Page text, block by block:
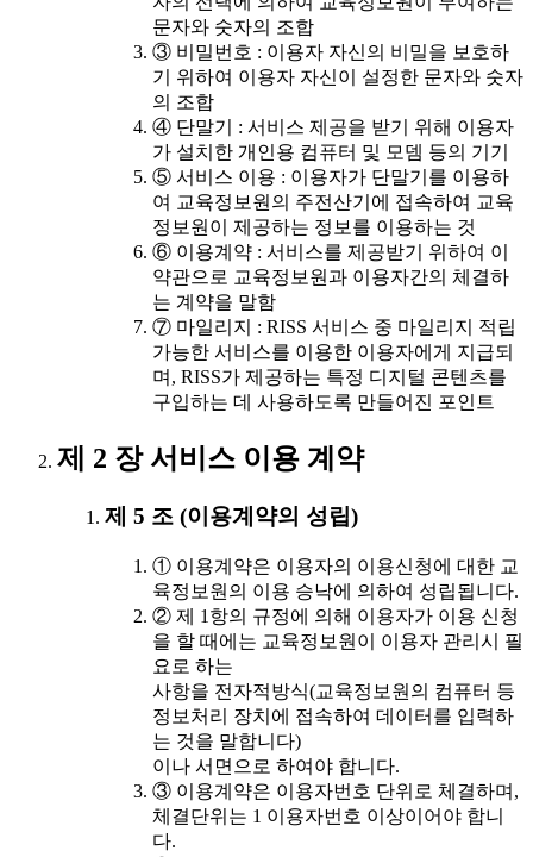
문자와 숫자의 조합
③ 비밀번호 : 이용자 자신의 비밀을 보호하
기 위하여 이용자 자신이 설정한 문자와 숫자
의 조합
④ 단말기 : 서비스 제공을 받기 위해 이용자
가 설치한 개인용 컴퓨터 및 모뎀 등의 기기
⑤ 서비스 이용 : 이용자가 단말기를 이용하
여 교육정보원의 주전산기에 접속하여 교육
정보원이 제공하는 정보를 이용하는 것
⑥ 이용계약 : 서비스를 제공받기 위하여 이
약관으로 교육정보원과 이용자간의 체결하
는 계약을 말함
⑦ 마일리지 : RISS 서비스 중 마일리지 적립
가능한 서비스를 이용한 이용자에게 지급되
며, RISS가 제공하는 특정 디지털 콘텐츠를
구입하는 데 사용하도록 만들어진 포인트
제 2 장 서비스 이용 계약
제 5 조 (이용계약의 성립)
① 이용계약은 이용자의 이용신청에 대한 교
육정보원의 이용 승낙에 의하여 성립됩니다.
② 제 1항의 규정에 의해 이용자가 이용 신청
을 할 때에는 교육정보원이 이용자 관리시 필
요로 하는
사항을 전자적방식(교육정보원의 컴퓨터 등
정보처리 장치에 접속하여 데이터를 입력하
는 것을 말합니다)
이나 서면으로 하여야 합니다.
③ 이용계약은 이용자번호 단위로 체결하며,
체결단위는 1 이용자번호 이상이어야 합니
다.